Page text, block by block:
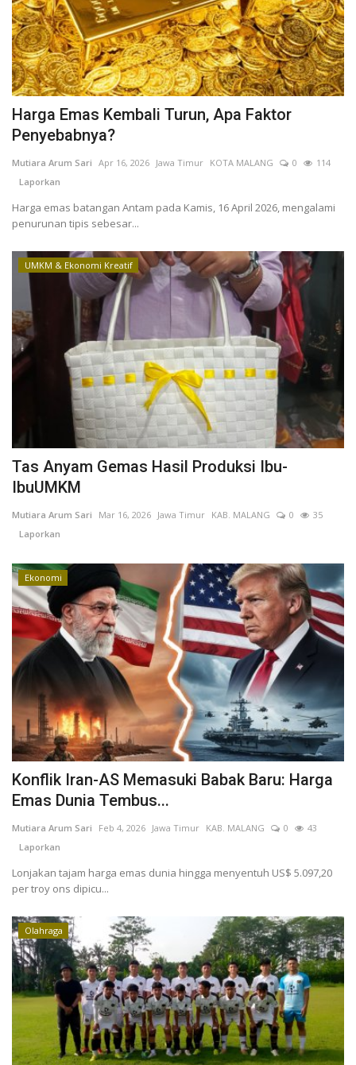
Kesehatan
Layanan Publik
Perempuan/Anak
Harga Emas Kembali Turun, Apa Faktor
Penyebabnya?
Mutiara Arum Sari Apr 16, 2026 Jawa Timur KOTA MALANG 0
114
Laporkan
Harga emas batangan Antam pada Kamis, 16 April 2026, mengalami
penurunan tipis sebesar...
UMKM & Ekonomi Kreatif
Tas Anyam Gemas Hasil Produksi Ibu-
IbuUMKM
Mutiara Arum Sari Mar 16, 2026 Jawa Timur KAB. MALANG 0
35
Laporkan
Ekonomi
Konflik Iran-AS Memasuki Babak Baru: Harga
Emas Dunia Tembus...
Mutiara Arum Sari Feb 4, 2026 Jawa Timur KAB. MALANG 0
43
Laporkan
Lonjakan tajam harga emas dunia hingga menyentuh US$ 5.097,20
per troy ons dipicu...
Olahraga